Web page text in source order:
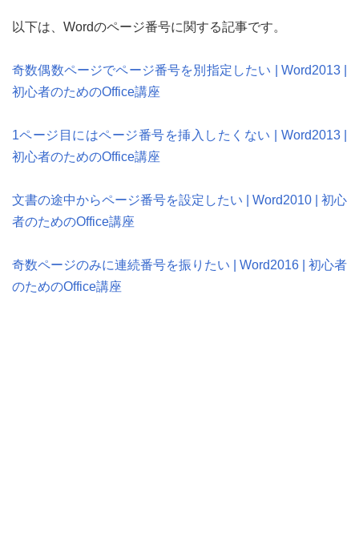
以下は、Wordのページ番号に関する記事です。
奇数偶数ページでページ番号を別指定したい | Word2013 |
初心者のためのOffice講座
1ページ目にはページ番号を挿入したくない | Word2013 |
初心者のためのOffice講座
文書の途中からページ番号を設定したい | Word2010 | 初心
者のためのOffice講座
奇数ページのみに連続番号を振りたい | Word2016 | 初心者
のためのOffice講座